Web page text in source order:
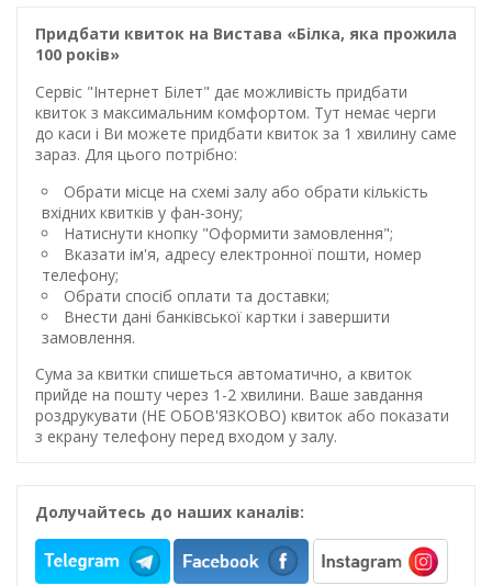
Придбати квиток на Вистава «Білка, яка прожила
100 років»
Сервіс "Інтернет Білет" дає можливість придбати
квиток з максимальним комфортом. Тут немає черги
до каси і Ви можете придбати квиток за 1 хвилину саме
зараз. Для цього потрібно:
Обрати місце на схемі залу або обрати кількість
вхідних квитків у фан-зону;
Натиснути кнопку "Оформити замовлення";
Вказати ім'я, адресу електронної пошти, номер
телефону;
Обрати спосіб оплати та доставки;
Внести дані банківської картки і завершити
замовлення.
Сума за квитки спишеться автоматично, а квиток
прийде на пошту через 1-2 хвилини. Ваше завдання
роздрукувати (НЕ ОБОВ'ЯЗКОВО) квиток або показати
з екрану телефону перед входом у залу.
Долучайтесь до наших каналів: